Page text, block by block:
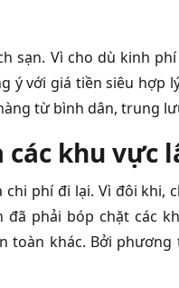
sạn. Vì cho dù kinh
với giá tiền siêu hợp
từ bình dân, trung
khu vực
phí đi lại. Vì đôi khi,
phải bóp chặt các
toàn khác. Bởi